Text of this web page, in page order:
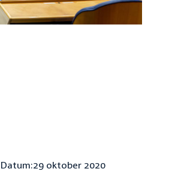
Datum:29 oktober 2020